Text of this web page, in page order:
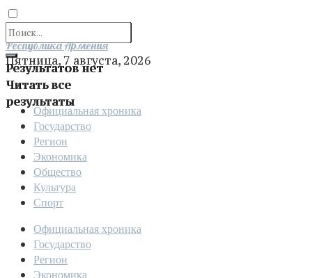
Результатов нет
Читать все
результаты
Отправить
Республика Армения
Пятница, 7 августа, 2026
Официальная хроника
Государство
Регион
Экономика
Общество
Культура
Спорт
Официальная хроника
Государство
Регион
Экономика